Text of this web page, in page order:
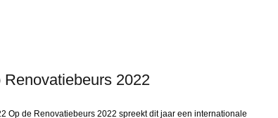
2022
Op de Renovatiebeurs 2022 spreekt dit jaar een internationale